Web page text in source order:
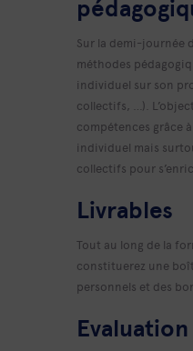
Sur la demi-journée
méthodes
individuel sur son
collectifs, …).
compétences grâce
individuel mais
collectifs pour
Livrables
Tout au long de la
constituerez une
personnels et des
Evaluation